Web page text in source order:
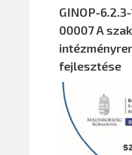
GINOP-
00007 A
fejlesztése